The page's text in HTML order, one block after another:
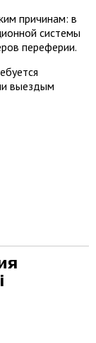
причинам: в
системы
переферии.
выездым